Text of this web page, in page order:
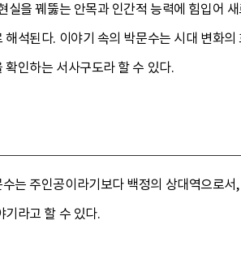
실을 꿰뚫는 안목과 인간적 능력에 힘입어
해석된다. 이야기 속의 박문수는 시대 변화
확인하는 서사구도라 할 수 있다.
는 주인공이라기보다 백정의 상대역으로
기라고 할 수 있다.